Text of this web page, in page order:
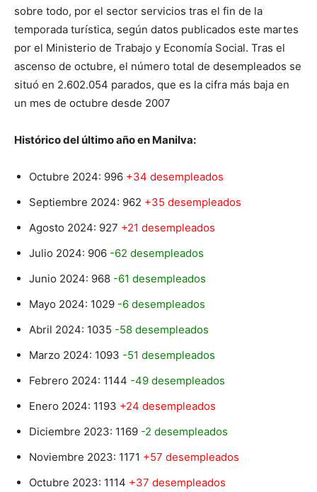
sobre todo, por el sector servicios tras el fin de la
temporada turística, según datos publicados este martes
por el Ministerio de Trabajo y Economía Social. Tras el
ascenso de octubre, el número total de desempleados se
situó en 2.602.054 parados, que es la cifra más baja en
un mes de octubre desde 2007
Histórico del último año en Manilva:
Octubre 2024: 996 +34 desempleados
Septiembre 2024: 962 +35 desempleados
Agosto 2024: 927 +21 desempleados
Julio 2024: 906 -62 desempleados
Junio 2024: 968 -61 desempleados
Mayo 2024: 1029 -6 desempleados
Abril 2024: 1035 -58 desempleados
Marzo 2024: 1093 -51 desempleados
Febrero 2024: 1144 -49 desempleados
Enero 2024: 1193 +24 desempleados
Diciembre 2023: 1169 -2 desempleados
Noviembre 2023: 1171 +57 desempleados
Octubre 2023: 1114 +37 desempleados